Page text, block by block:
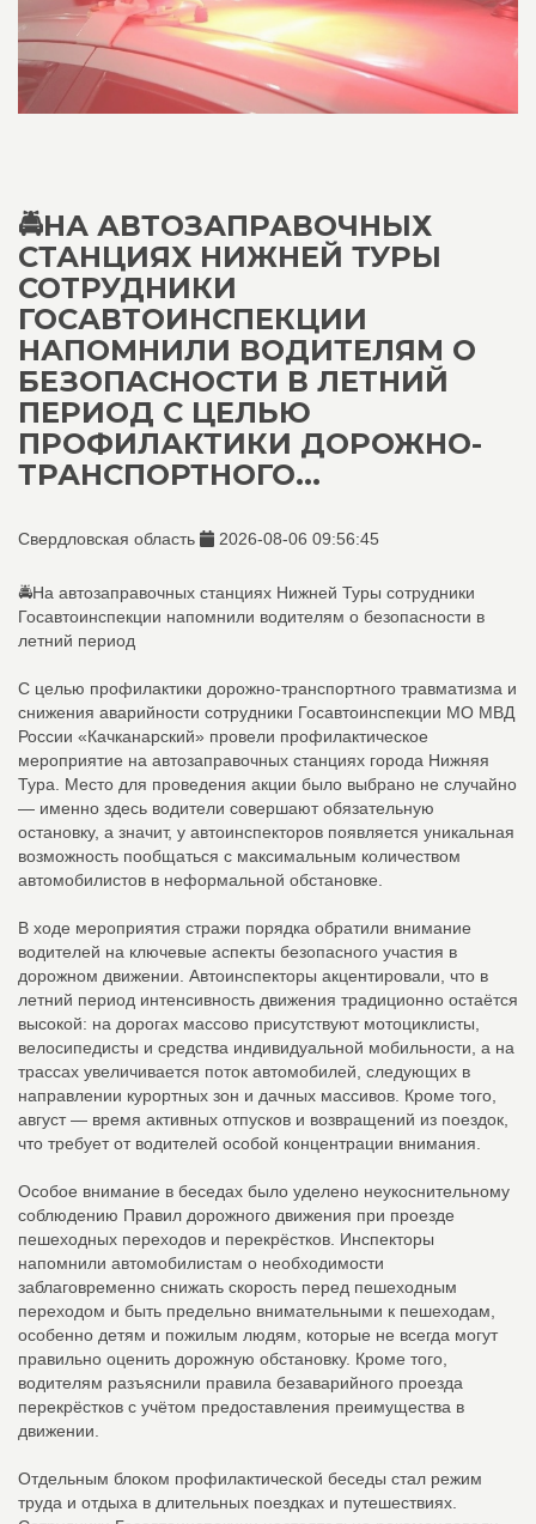
🚔НА АВТОЗАПРАВОЧНЫХ
СТАНЦИЯХ НИЖНЕЙ ТУРЫ
СОТРУДНИКИ
ГОСАВТОИНСПЕКЦИИ
НАПОМНИЛИ ВОДИТЕЛЯМ О
БЕЗОПАСНОСТИ В ЛЕТНИЙ
ПЕРИОД С ЦЕЛЬЮ
ПРОФИЛАКТИКИ ДОРОЖНО-
ТРАНСПОРТНОГО...
Свердловская область 2026-08-06 09:56:45
🚔На автозаправочных станциях Нижней Туры сотрудники
Госавтоинспекции напомнили водителям о безопасности в
летний период
С целью профилактики дорожно-транспортного травматизма и
снижения аварийности сотрудники Госавтоинспекции МО МВД
России «Качканарский» провели профилактическое
мероприятие на автозаправочных станциях города Нижняя
Тура. Место для проведения акции было выбрано не случайно
— именно здесь водители совершают обязательную
остановку, а значит, у автоинспекторов появляется уникальная
возможность пообщаться с максимальным количеством
автомобилистов в неформальной обстановке.
В ходе мероприятия стражи порядка обратили внимание
водителей на ключевые аспекты безопасного участия в
дорожном движении. Автоинспекторы акцентировали, что в
летний период интенсивность движения традиционно остаётся
высокой: на дорогах массово присутствуют мотоциклисты,
велосипедисты и средства индивидуальной мобильности, а на
трассах увеличивается поток автомобилей, следующих в
направлении курортных зон и дачных массивов. Кроме того,
август — время активных отпусков и возвращений из поездок,
что требует от водителей особой концентрации внимания.
Особое внимание в беседах было уделено неукоснительному
соблюдению Правил дорожного движения при проезде
пешеходных переходов и перекрёстков. Инспекторы
напомнили автомобилистам о необходимости
заблаговременно снижать скорость перед пешеходным
переходом и быть предельно внимательными к пешеходам,
особенно детям и пожилым людям, которые не всегда могут
правильно оценить дорожную обстановку. Кроме того,
водителям разъяснили правила безаварийного проезда
перекрёстков с учётом предоставления преимущества в
движении.
Отдельным блоком профилактической беседы стал режим
труда и отдыха в длительных поездках и путешествиях.